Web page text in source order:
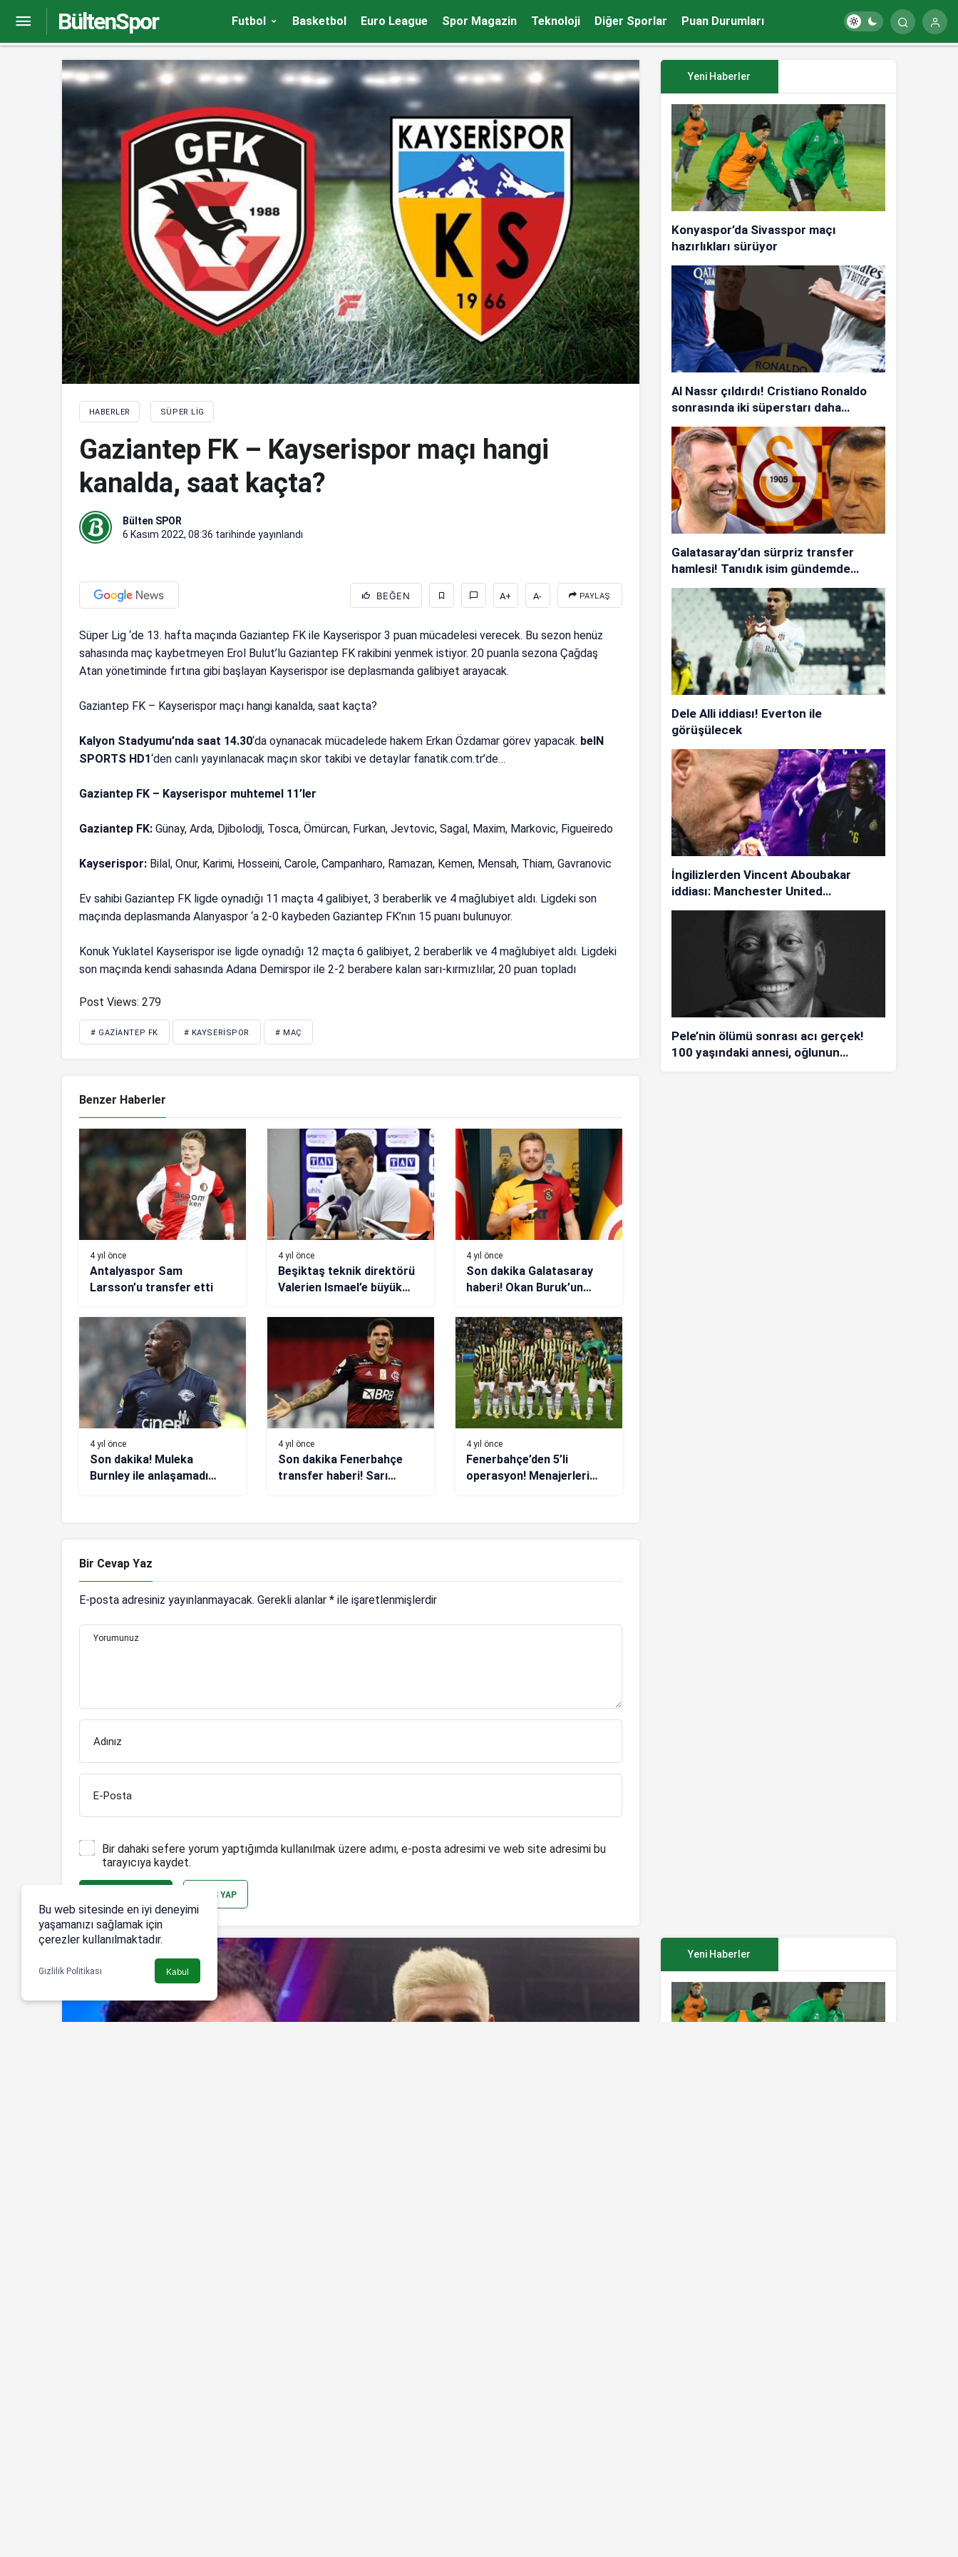
BültenSpor Futbol Basketbol Euro League Spor Magazin Teknoloji Diğer Sporlar Puan Durumları
HABERLER SÜPER LIG
Gaziantep FK – Kayserispor maçı hangi
kanalda, saat kaçta?
Bülten SPOR
6 Kasım 2022, 08:36 tarihinde yayınlandı
BEĞEN A+ A- PAYLAŞ
Süper Lig ‘de 13. hafta maçında Gaziantep FK ile Kayserispor 3 puan mücadelesi verecek. Bu sezon henüz
sahasında maç kaybetmeyen Erol Bulut’lu Gaziantep FK rakibini yenmek istiyor. 20 puanla sezona Çağdaş
Atan yönetiminde fırtına gibi başlayan Kayserispor ise deplasmanda galibiyet arayacak.
Gaziantep FK – Kayserispor maçı hangi kanalda, saat kaçta?
Kalyon Stadyumu’nda saat 14.30‘da oynanacak mücadelede hakem Erkan Özdamar görev yapacak. beIN
SPORTS HD1‘den canlı yayınlanacak maçın skor takibi ve detaylar fanatik.com.tr’de…
Gaziantep FK – Kayserispor muhtemel 11’ler
Gaziantep FK:Günay, Arda, Djibolodji, Tosca, Ömürcan, Furkan, Jevtovic, Sagal, Maxim, Markovic, Figueiredo
Kayserispor: Bilal, Onur, Karimi, Hosseini, Carole, Campanharo, Ramazan, Kemen, Mensah, Thiam, Gavranovic
Ev sahibi Gaziantep FK ligde oynadığı 11 maçta 4 galibiyet, 3 beraberlik ve 4 mağlubiyet aldı. Ligdeki son
maçında deplasmanda Alanyaspor ‘a 2-0 kaybeden Gaziantep FK’nın 15 puanı bulunuyor.
Konuk Yuklatel Kayserispor ise ligde oynadığı 12 maçta 6 galibiyet, 2 beraberlik ve 4 mağlubiyet aldı. Ligdeki
son maçında kendi sahasında Adana Demirspor ile 2-2 berabere kalan sarı-kırmızlılar, 20 puan topladı
Post Views: 279
# GAZIANTEP FK # KAYSERISPOR # MAÇ
Benzer Haberler
4 yıl önce
Antalyaspor Sam
Larsson’u transfer etti
4 yıl önce
Beşiktaş teknik direktörü
Valerien Ismael’e büyük
4 yıl önce
Son dakika Galatasaray
haberi! Okan Buruk’un
4 yıl önce
Son dakika! Muleka
Burnley ile anlaşamadı
4 yıl önce
Son dakika Fenerbahçe
transfer haberi! Sarı
4 yıl önce
Fenerbahçe’den 5’li
operasyon! Menajerleri
Bir Cevap Yaz
E-posta adresiniz yayınlanmayacak. Gerekli alanlar * ile işaretlenmişlerdir
Yorumunuz
Adınız
E-Posta
Bir dahaki sefere yorum yaptığımda kullanılmak üzere adımı, e-posta adresimi ve web site adresimi bu
tarayıcıya kaydet.
GIRIŞ YAP
Yeni Haberler
Konyaspor’da Sivasspor maçı
hazırlıkları sürüyor
Al Nassr çıldırdı! Cristiano Ronaldo
sonrasında iki süperstarı daha
istiyorlar…
Galatasaray’dan sürpriz transfer
hamlesi! Tanıdık isim gündemde…
Dele Alli iddiası! Everton ile
görüşülecek
İngilizlerden Vincent Aboubakar
iddiası: Manchester United…
Pele’nin ölümü sonrası acı gerçek!
100 yaşındaki annesi, oğlunun
Güntekin Onay: Galatasaray’ın Icardi’si var
Yeni Haberler
Bu web sitesinde en iyi deneyimi
yaşamanızı sağlamak için
çerezler kullanılmaktadır.
Gizlilik Politikası Kabul